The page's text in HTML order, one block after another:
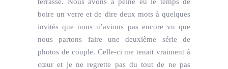
boire un verre et de dire deux mots à quelques
invités que nous n’avions pas encore vu que
nous partons faire une deuxième série de
photos de couple. Celle-ci me tenait vraiment à
cœur et je ne regrette pas du tout de ne pas